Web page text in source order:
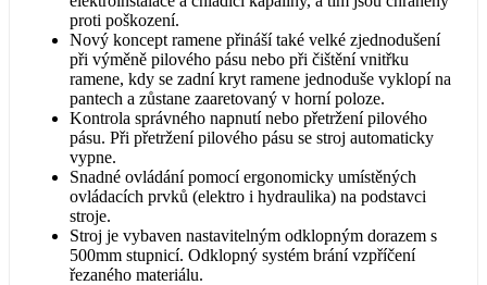
proti poškození.
Nový koncept ramene přináší také velké zjednodušení
při výměně pilového pásu nebo při čištění vnitřku
ramene, kdy se zadní kryt ramene jednoduše vyklopí na
pantech a zůstane zaaretovaný v horní poloze.
Kontrola správného napnutí nebo přetržení pilového
pásu. Při přetržení pilového pásu se stroj automaticky
vypne.
Snadné ovládání pomocí ergonomicky umístěných
ovládacích prvků (elektro i hydraulika) na podstavci
stroje.
Stroj je vybaven nastavitelným odklopným dorazem s
500mm stupnicí. Odklopný systém brání vzpříčení
řezaného materiálu.